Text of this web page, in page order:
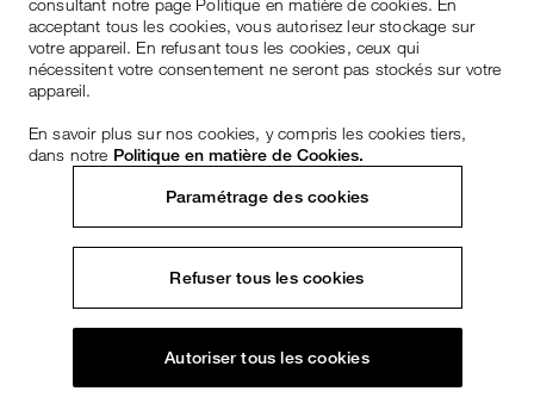
consultant notre page Politique en matière de cookies. En
acceptant tous les cookies, vous autorisez leur stockage sur
votre appareil. En refusant tous les cookies, ceux qui
nécessitent votre consentement ne seront pas stockés sur votre
appareil.
En savoir plus sur nos cookies, y compris les cookies tiers,
dans notre Politique en matière de Cookies.
Paramétrage des cookies
Refuser tous les cookies
Autoriser tous les cookies